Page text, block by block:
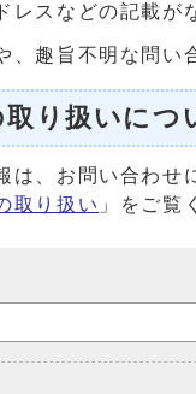
レスなどの記載が
、趣旨不明な問い
り扱いにつ
は、お問い合わせ
取り扱い 」をご覧